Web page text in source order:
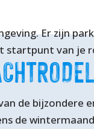
Er zijn
startpunt van je
de bijzondere
de